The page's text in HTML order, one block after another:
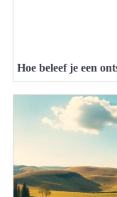
Hoe beleef je een